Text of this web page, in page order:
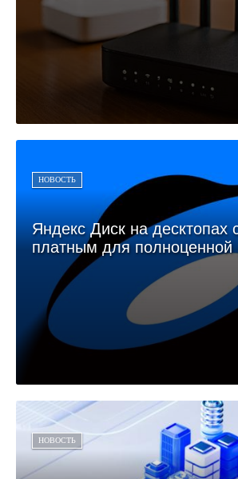
НОВОСТЬ
Яндекс Диск на десктопах
платным для полноценной
НОВОСТЬ